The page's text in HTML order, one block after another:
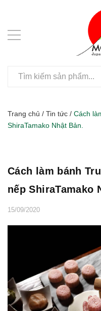
Trang chủ / Tin tức / Cách
ShiraTamako Nhật Bản.
Cách làm bánh
nếp ShiraTamako
15/09/2020